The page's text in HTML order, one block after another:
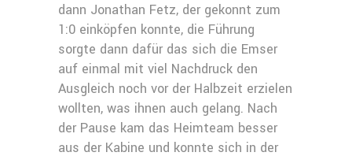
dann Jonathan Fetz, der gekonnt zum
1:0 einköpfen konnte, die Führung
sorgte dann dafür das sich die Emser
auf einmal mit viel Nachdruck den
Ausgleich noch vor der Halbzeit erzielen
wollten, was ihnen auch gelang. Nach
der Pause kam das Heimteam besser
aus der Kabine und konnte sich in der